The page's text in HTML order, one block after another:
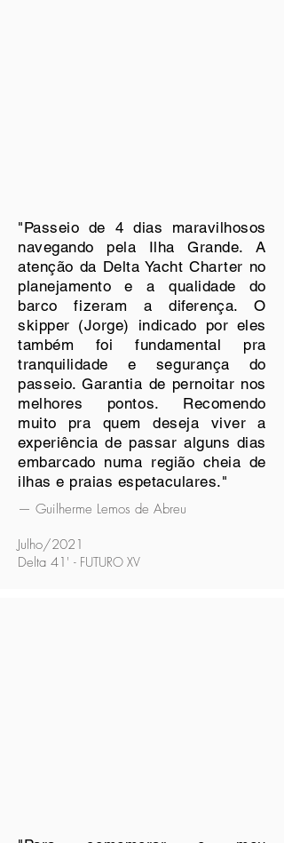
"Passeio de 4 dias maravilhosos
navegando pela Ilha Grande. A
atenção da Delta Yacht Charter no
planejamento e a qualidade do
barco fizeram a diferença. O
skipper (Jorge) indicado por eles
também foi fundamental pra
tranquilidade e segurança do
passeio. Garantia de pernoitar nos
melhores pontos. Recomendo
muito pra quem deseja viver a
experiência de passar alguns dias
embarcado numa região cheia de
ilhas e praias espetaculares."
— Guilherme Lemos de Abreu
Julho/2021
Delta 41' - FUTURO XV